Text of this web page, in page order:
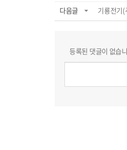
다음글
기룡전기
등록된 댓글이 없습